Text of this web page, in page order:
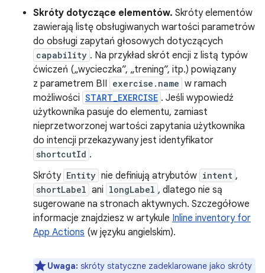
Skróty dotyczące elementów. Skróty elementów
zawierają listę obsługiwanych wartości parametrów
do obsługi zapytań głosowych dotyczących
capability . Na przykład skrót encji z listą typów
ćwiczeń („wycieczka”, „trening”, itp.) powiązany
z parametrem BII exercise.name w ramach
możliwości START_EXERCISE . Jeśli wypowiedź
użytkownika pasuje do elementu, zamiast
nieprzetworzonej wartości zapytania użytkownika
do intencji przekazywany jest identyfikator
shortcutId .
Skróty Entity nie definiują atrybutów intent ,
shortLabel ani longLabel , dlatego nie są
sugerowane na stronach aktywnych. Szczegółowe
informacje znajdziesz w artykule Inline inventory for
App Actions (w języku angielskim).
Uwaga: skróty statyczne zadeklarowane jako skróty